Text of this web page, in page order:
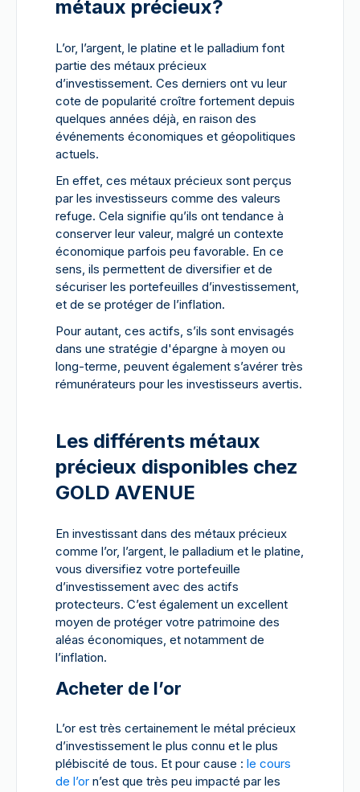
métaux précieux?
L’or, l’argent, le platine et le palladium font
partie des métaux précieux
d’investissement. Ces derniers ont vu leur
cote de popularité croître fortement depuis
quelques années déjà, en raison des
événements économiques et géopolitiques
actuels.
En effet, ces métaux précieux sont perçus
par les investisseurs comme des valeurs
refuge. Cela signifie qu’ils ont tendance à
conserver leur valeur, malgré un contexte
économique parfois peu favorable. En ce
sens, ils permettent de diversifier et de
sécuriser les portefeuilles d’investissement,
et de se protéger de l’inflation.
Pour autant, ces actifs, s’ils sont envisagés
dans une stratégie d'épargne à moyen ou
long-terme, peuvent également s’avérer très
rémunérateurs pour les investisseurs avertis.
Les différents métaux
précieux disponibles chez
GOLD AVENUE
En investissant dans des métaux précieux
comme l’or, l’argent, le palladium et le platine,
vous diversifiez votre portefeuille
d’investissement avec des actifs
protecteurs. C’est également un excellent
moyen de protéger votre patrimoine des
aléas économiques, et notamment de
l’inflation.
Acheter de l’or
L’or est très certainement le métal précieux
d’investissement le plus connu et le plus
plébiscité de tous. Et pour cause : le cours
de l’or n’est que très peu impacté par les